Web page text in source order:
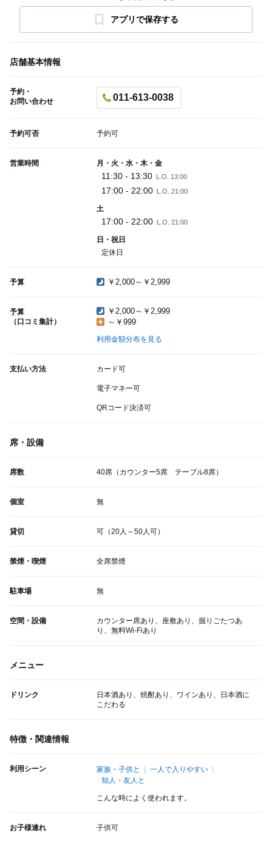
アプリで保存する
店舗基本情報
予約・
お問い合わせ
011-613-0038
予約可否 予約可
営業時間 月・火・水・木・金
11:30 - 13:30 L.O. 13:00
17:00 - 22:00 L.O. 21:00
土
17:00 - 22:00 L.O. 21:00
日・祝日
定休日
予算 ￥2,000～￥2,999
予算
（口コミ集計）
￥2,000～￥2,999
～￥999
利用金額分布を見る
支払い方法 カード可
電子マネー可
QRコード決済可
席・設備
席数 40席（カウンター5席 テーブル8席）
個室 無
貸切 可（20人～50人可）
禁煙・喫煙 全席禁煙
駐車場 無
空間・設備
カウンター席あり、座敷あり、掘りごたつあ
り、無料Wi-Fiあり
メニュー
ドリンク
日本酒あり、焼酎あり、ワインあり、日本酒に
こだわる
特徴・関連情報
利用シーン 家族・子供と
一人で入りやすい
知人・友人と
こんな時によく使われます。
お子様連れ 子供可